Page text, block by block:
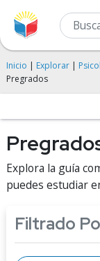
Inicio | Explorar |
Pregrados
Explora la guía
puedes estudiar
Filtrado